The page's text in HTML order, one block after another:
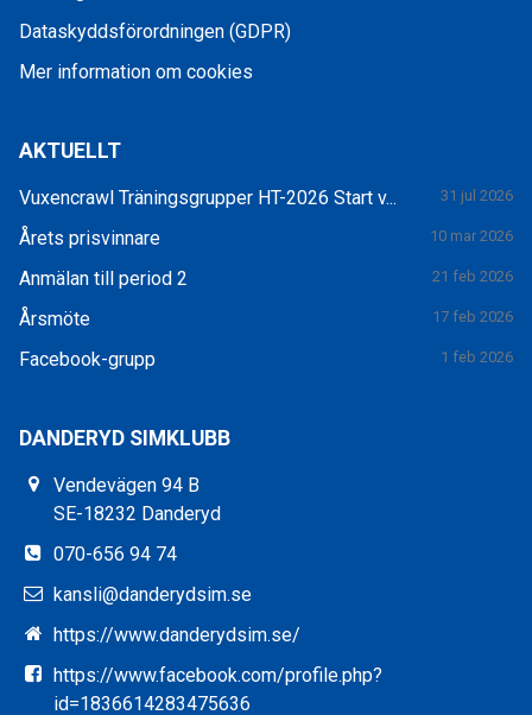
Dataskyddsförordningen (GDPR)
Mer information om cookies
AKTUELLT
Vuxencrawl Träningsgrupper HT-2026 Start v... 31 jul 2026
Årets prisvinnare 10 mar 2026
Anmälan till period 2 21 feb 2026
Årsmöte 17 feb 2026
Facebook-grupp 1 feb 2026
DANDERYD SIMKLUBB
Vendevägen 94 B
SE-18232 Danderyd
070-656 94 74
kansli@danderydsim.se
https://www.danderydsim.se/
https://www.facebook.com/profile.php?
id=1836614283475636